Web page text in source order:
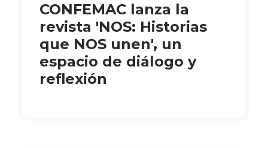
CONFEMAC lanza la
revista 'NOS: Historias
que NOS unen', un
espacio de diálogo y
reflexión